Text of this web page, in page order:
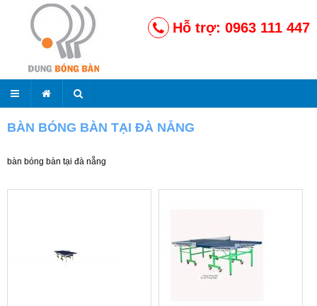
Hỗ trợ: 0963 111 447
BÀN BÓNG BÀN TẠI ĐÀ NẴNG
bàn bóng bàn tại đà nẵng